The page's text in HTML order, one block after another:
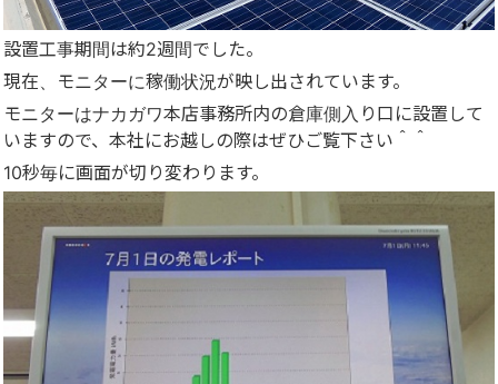
設置工事期間は約2週間でした。
現在、モニターに稼働状況が映し出されています。
モニターはナカガワ本店事務所内の倉庫側入り口に設置して
いますので、本社にお越しの際はぜひご覧下さい＾＾
10秒毎に画面が切り変わります。